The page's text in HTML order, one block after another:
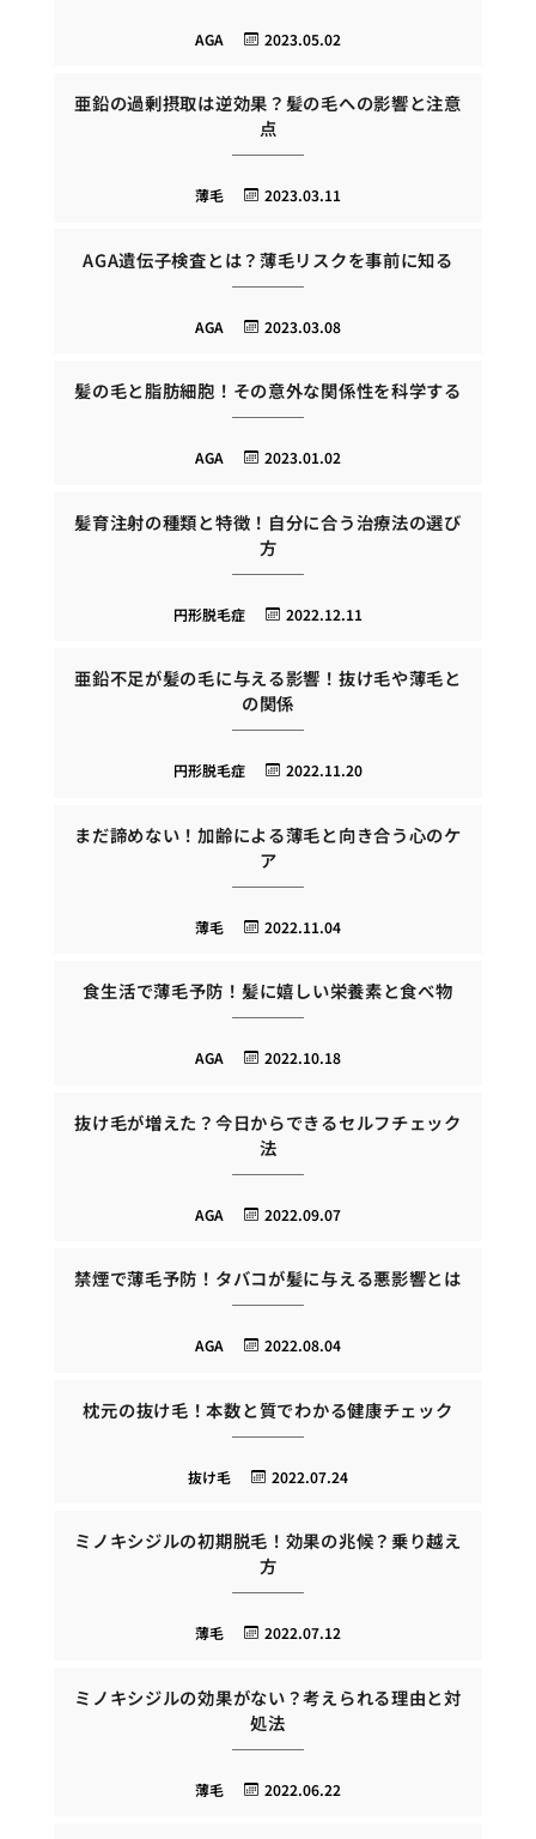
2023.05.02
AGA
亜鉛の過剰摂取は逆効果？髪の毛への影響と注意
点
2023.03.11
薄毛
AGA遺伝子検査とは？薄毛リスクを事前に知る
2023.03.08
AGA
髪の毛と脂肪細胞！その意外な関係性を科学する
2023.01.02
AGA
髪育注射の種類と特徴！自分に合う治療法の選び
方
2022.12.11
円形脱毛症
亜鉛不足が髪の毛に与える影響！抜け毛や薄毛と
の関係
2022.11.20
円形脱毛症
まだ諦めない！加齢による薄毛と向き合う心のケ
ア
2022.11.04
薄毛
食生活で薄毛予防！髪に嬉しい栄養素と食べ物
2022.10.18
AGA
抜け毛が増えた？今日からできるセルフチェック
法
2022.09.07
AGA
禁煙で薄毛予防！タバコが髪に与える悪影響とは
2022.08.04
AGA
枕元の抜け毛！本数と質でわかる健康チェック
2022.07.24
抜け毛
ミノキシジルの初期脱毛！効果の兆候？乗り越え
方
2022.07.12
薄毛
ミノキシジルの効果がない？考えられる理由と対
処法
2022.06.22
薄毛